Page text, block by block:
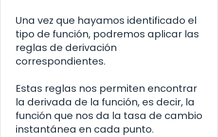
Una vez que hayamos identificado el
tipo de función, podremos aplicar las
reglas de derivación
correspondientes.
Estas reglas nos permiten encontrar
la derivada de la función, es decir, la
función que nos da la tasa de cambio
instantánea en cada punto.